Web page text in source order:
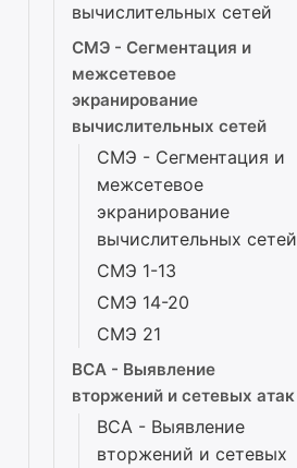
вычислительных сетей
СМЭ - Сегментация и
межсетевое
экранирование
вычислительных сетей
СМЭ - Сегментация и
межсетевое
экранирование
вычислительных сетей
СМЭ 1-13
СМЭ 14-20
СМЭ 21
ВСА - Выявление
вторжений и сетевых атак
ВСА - Выявление
вторжений и сетевых